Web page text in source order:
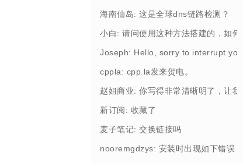
海南仙岛: 这是全球dns链路检测？
小白: 请问使用这种方法搭建的，如
Joseph: Hello, sorry to interrupt
cppla: cpp.la发来贺电。
赵姐商业: 你写得非常清晰明了，让
新订阅: 收藏了
麦子笔记: 交换链接吗
nooremgdzys: 安装时出现如下错误